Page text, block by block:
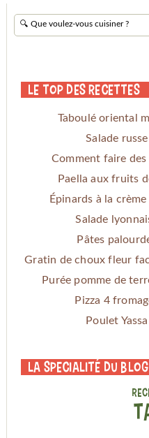
Le Top des Recettes
Taboulé oriental
Salade russe
Comment faire des
Paella aux fruits
Épinards à la
Salade
Pâtes
Gratin de choux fleur
Purée pomme de
Pizza 4
Poulet Yassa
La specialité du blog